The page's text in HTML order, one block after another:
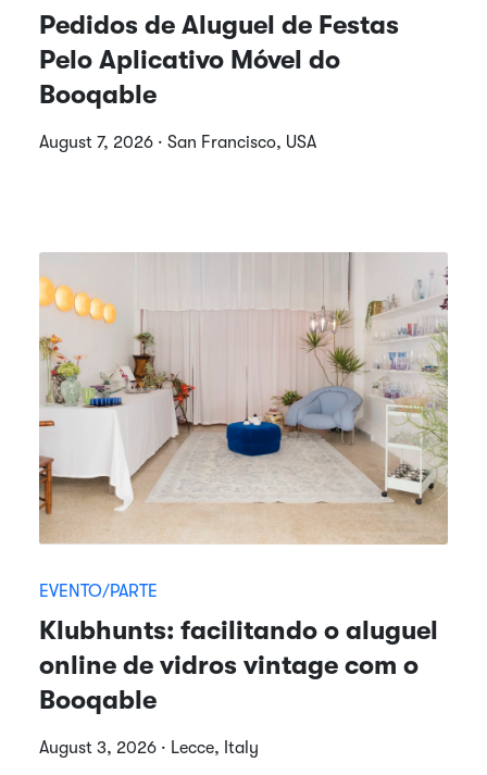
Pedidos de Aluguel de Festas
Pelo Aplicativo Móvel do
Booqable
August 7, 2026 · San Francisco, USA
EVENTO/PARTE
Klubhunts: facilitando o aluguel
online de vidros vintage com o
Booqable
August 3, 2026 · Lecce, Italy